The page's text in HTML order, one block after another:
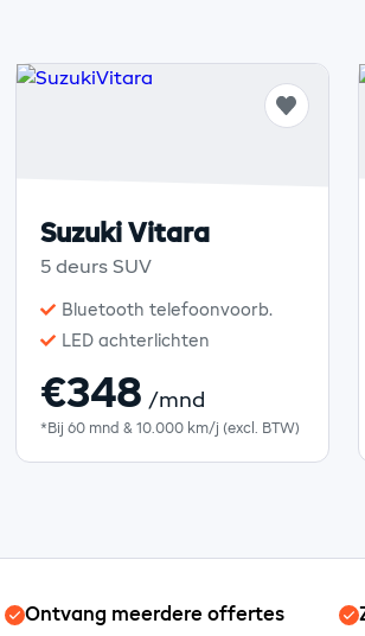
Suzuki Vitara
5 deurs SUV
Bluetooth telefoonvoorb.
LED achterlichten
€348 /mnd
*Bij 60 mnd & 10.000 km/j (excl. BTW)
Ontvang meerdere offertes